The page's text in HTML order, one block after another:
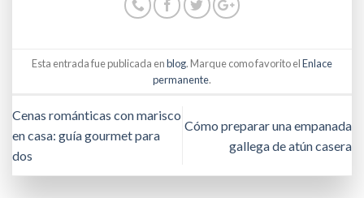
Esta entrada fue publicada enblog. Marque como favorito elEnlace
permanente.
Cenas románticas con marisco
en casa: guía gourmet para
dos
Cómo preparar una empanada
gallega de atún casera